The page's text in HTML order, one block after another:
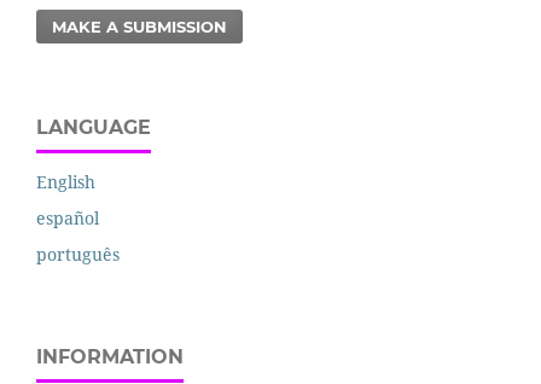
MAKE A SUBMISSION
LANGUAGE
English
español
português
INFORMATION